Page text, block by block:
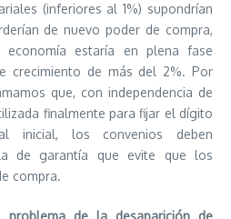
(inferiores al 1%) supondrían
de nuevo poder de compra,
estaría en plena fase
crecimiento de más del 2%. Por
que, con independencia de
finalmente para fijar el dígito
inicial, los convenios deben
de garantía que evite que los
compra.
problema de la desaparición de